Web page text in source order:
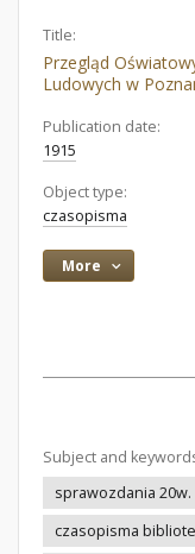
Title:
Przegląd
Ludowych w
Publication date:
1915
Object type:
czasopisma
More
Subject and
sprawozdania 20w.
czasopisma